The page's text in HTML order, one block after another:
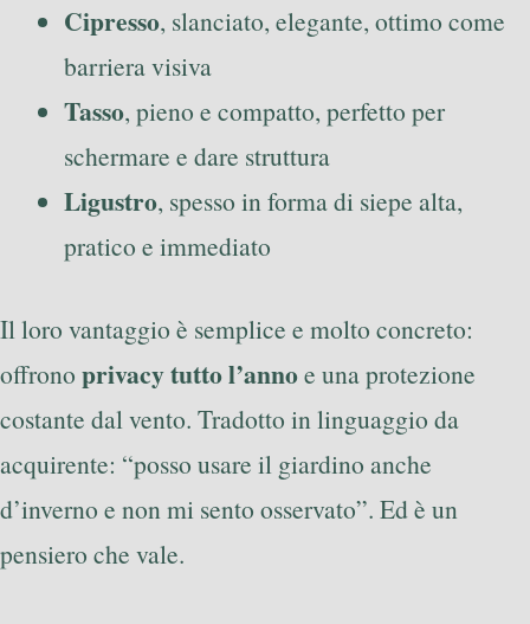
Cipresso, slanciato, elegante, ottimo come
barriera visiva
Tasso, pieno e compatto, perfetto per
schermare e dare struttura
Ligustro, spesso in forma di siepe alta,
pratico e immediato
Il loro vantaggio è semplice e molto concreto:
offrono privacy tutto l’annoe una protezione
costante dal vento. Tradotto in linguaggio da
acquirente: “posso usare il giardino anche
d’inverno e non mi sento osservato”. Ed è un
pensiero che vale.